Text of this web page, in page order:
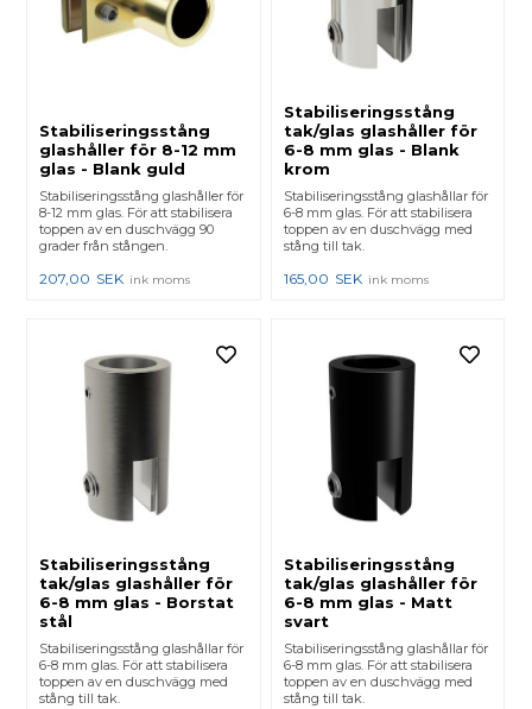
Stabiliseringsstång
glashåller för 8-12 mm
glas - Blank guld
Stabiliseringsstång glashåller för
8-12 mm glas. För att stabilisera
toppen av en duschvägg 90
grader från stången.
207,00 SEK ink moms
Stabiliseringsstång
tak/glas glashåller för
6-8 mm glas - Blank
krom
Stabiliseringsstång glashållar för
6-8 mm glas. För att stabilisera
toppen av en duschvägg med
stång till tak.
165,00 SEK ink moms
Stabiliseringsstång
tak/glas glashåller för
6-8 mm glas - Borstat
stål
Stabiliseringsstång glashållar för
6-8 mm glas. För att stabilisera
toppen av en duschvägg med
stång till tak.
Stabiliseringsstång
tak/glas glashåller för
6-8 mm glas - Matt
svart
Stabiliseringsstång glashållar för
6-8 mm glas. För att stabilisera
toppen av en duschvägg med
stång till tak.